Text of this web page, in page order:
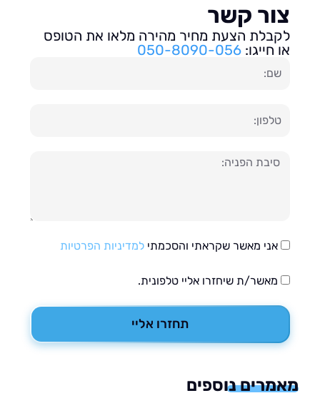
קשר
הצעת מחיר מהירה מלאו את הטופס
חייגו:050-8090-056
אני מאשר שקראתי והסכמתילמדיניות הפרטיות
מאשר/ת שיחזרו אליי טלפונית.
תחזרו אליי
נוספים